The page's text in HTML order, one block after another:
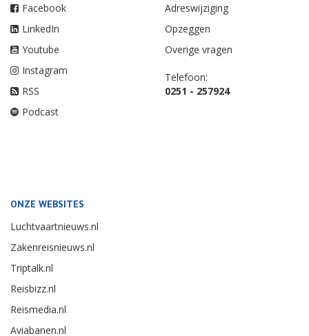
Facebook
LinkedIn
Youtube
Instagram
RSS
Podcast
Adreswijziging
Opzeggen
Overige vragen
Telefoon:
0251 - 257924
ONZE WEBSITES
Luchtvaartnieuws.nl
Zakenreisnieuws.nl
Triptalk.nl
Reisbizz.nl
Reismedia.nl
Aviabanen.nl